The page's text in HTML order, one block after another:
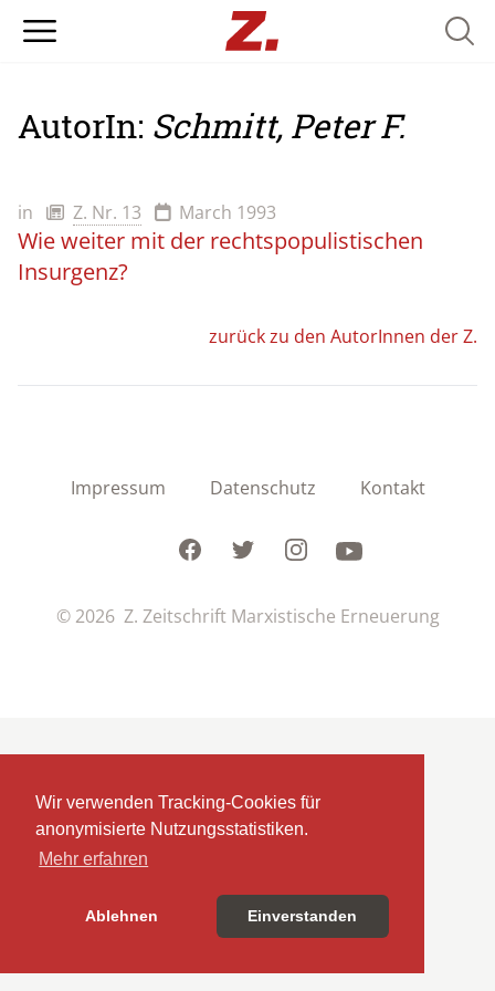
Wir verwenden Tracking-Cookies für
anonymisierte Nutzungsstatistiken.
Mehr erfahren
Ablehnen Einverstanden
AutorIn: Schmitt, Peter F.
in Z. Nr. 13 March 1993
Wie weiter mit der rechtspopulistischen
Insurgenz?
zurück zu den AutorInnen der Z.
Impressum Datenschutz Kontakt
FacebookTwitterInstagramYoutube
© 2026 Z. Zeitschrift Marxistische Erneuerung